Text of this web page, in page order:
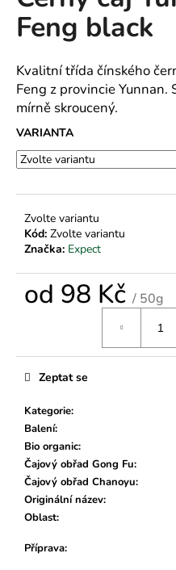
0,0
z
hvězdiček.
Feng black
Kvalitní třída čínského
Feng z provincie Yunnan.
mírně skroucený.
VARIANTA
Zvolte variantu
Kód: Zvolte variantu
Značka: Expect
od 98 Kč / 50g
Kategorie:
Balení:
Bio organic:
Čajový obřad Gong Fu:
Čajový obřad Chanoyu:
Originální název:
Oblast:
Příprava:
Zeptat se
a
j
í
t
?
D
o
p
č
u
m